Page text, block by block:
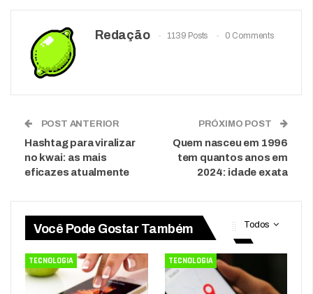
Redação 1139 Posts 0 Comments
POST ANTERIOR
Hashtag para viralizar
no kwai: as mais
eficazes atualmente
PRÓXIMO POST
Quem nasceu em 1996
tem quantos anos em
2024: idade exata
Todos
Você Pode Gostar Também
TECNOLOGIA TECNOLOGIA